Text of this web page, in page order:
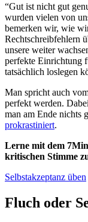
“Gut ist nicht gut
wurden vielen von
bemerken wir, wie
Rechtschreibfehlern
unsere weiter
perfekte Einrichtung
tatsächlich loslegen
Man spricht auch
perfekt werden.
man am Ende nichts
prokrastiniert.
Lerne mit dem
kritischen Stimme
Selbstakzeptanz üben
Fluch oder